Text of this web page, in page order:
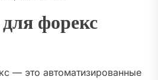
форекс
— это автоматизированные